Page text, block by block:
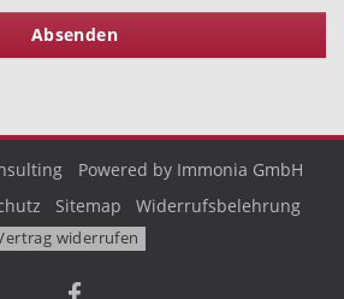
Absenden
Powered by Immonia GmbH
Sitemap Widerrufsbelehrung
widerrufen